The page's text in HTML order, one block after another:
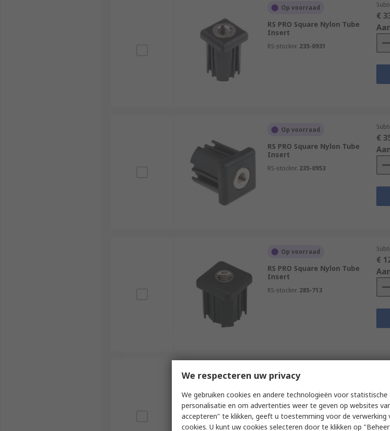
Op voorraad
RS PRO Square Nylon Tube
Insert
RS-stocknr. 235-0931
€
Op voorraad
RS PRO Square Nylon Tube
Insert
RS-stocknr. 235-0953
€
Op voorraad
RS PRO Square Nylon Tube
Insert
RS-stocknr. 285-713
€
Op voorraad
RS PRO Square Nylon Tube
Insert
RS-stocknr. 285-732
We respecteren uw privacy
We gebruiken cookies en andere technologieën voor statistische
personalisatie en om advertenties weer te geven op websites
accepteren" te klikken, geeft u toestemming voor de verwerking
cookies. U kunt uw cookies selecteren door te klikken op